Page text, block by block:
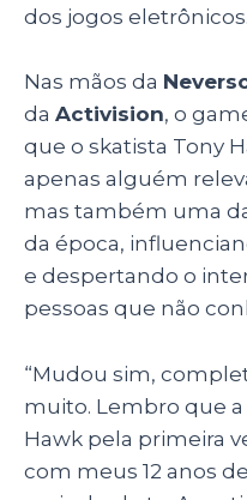
dos jogos eletrônicos.
Nas mãos da
da Activision, o
que o skatista Tony
apenas alguém
mas também uma
da época,
e despertando o
pessoas que não
“Mudou sim,
muito. Lembro que
Hawk pela primeira
com meus 12 anos